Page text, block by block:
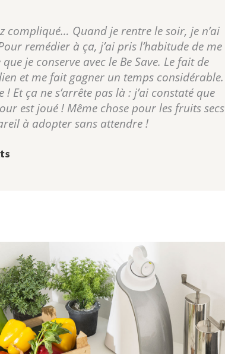
compliqué… Quand je rentre le soir, je n’ai
remédier à ça, j’ai pris l’habitude de me
je conserve avec le Be Save. Le fait de
et me fait gagner un temps considérable.
Et ça ne s’arrête pas là : j’ai constaté que
est joué ! Même chose pour les fruits secs
à adopter sans attendre !